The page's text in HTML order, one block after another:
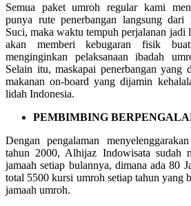
Semua paket umroh regular kami
punya rute penerbangan langsung dari
Suci, maka waktu tempuh perjalanan
akan memberi kebugaran fisik
menginginkan pelaksanaan ibadah
Selain itu, maskapai penerbangan yang
makanan on-board yang dijamin
lidah Indonesia.
PEMBIMBING
Dengan pengalaman
tahun 2000, Alhijaz Indowisata sudah
jamaah setiap bulannya, dimana ada 80
total 5500 kursi umroh setiap tahun yang
jamaah umroh.